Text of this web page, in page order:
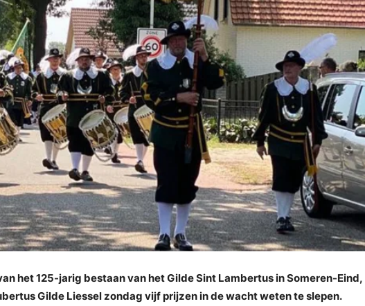
het 125-jarig bestaan van het Gilde Sint Lambertus in Someren-Eind,
Gilde Liessel zondag vijf prijzen in de wacht weten te slepen.